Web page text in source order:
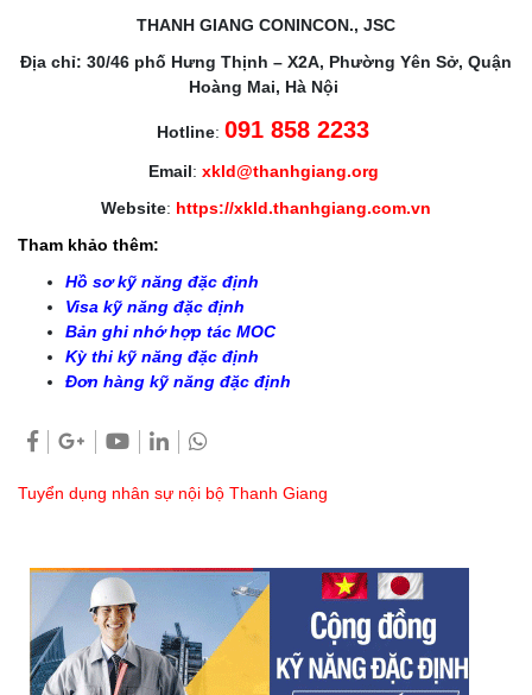
THANH GIANG CONINCON., JSC
Địa chỉ: 30/46 phố Hưng Thịnh – X2A, Phường Yên Sở, Quận
Hoàng Mai, Hà Nội
Hotline: 091 858 2233
Email: xkld@thanhgiang.org
Website: https://xkld.thanhgiang.com.vn
Tham khảo thêm:
Hồ sơ kỹ năng đặc định
Visa kỹ năng đặc định
Bản ghi nhớ hợp tác MOC
Kỳ thi kỹ năng đặc định
Đơn hàng kỹ năng đặc định
Tuyển dụng nhân sự nội bộ Thanh Giang